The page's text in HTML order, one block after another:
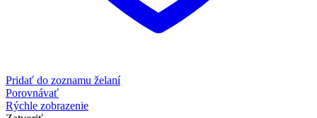
Pridať do zoznamu želaní
Porovnávať
Rýchle zobrazenie